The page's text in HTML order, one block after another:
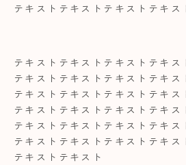
テキストテキストテキストテキス
テキストテキストテキストテキス
テキストテキストテキストテキス
テキストテキストテキストテキス
テキストテキストテキストテキス
テキストテキストテキストテキス
テキストテキストテキストテキス
テキストテキスト